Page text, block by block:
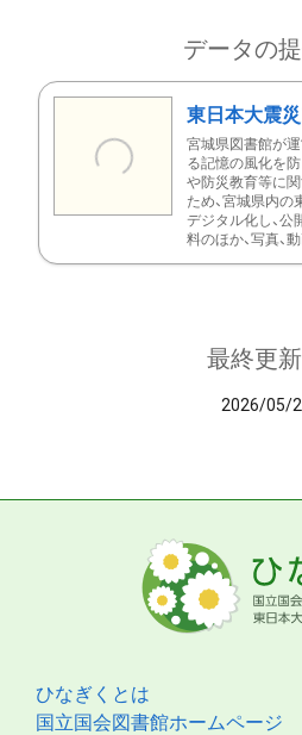
データの
東日本大震
宮城県図書館が
る記憶の風化を防
や防災教育等に
ため、宮城県内の
デジタル化し、公
料のほか、写真、
最終更
2026/05/
ひなぎくとは
国立国会図書館ホームページ